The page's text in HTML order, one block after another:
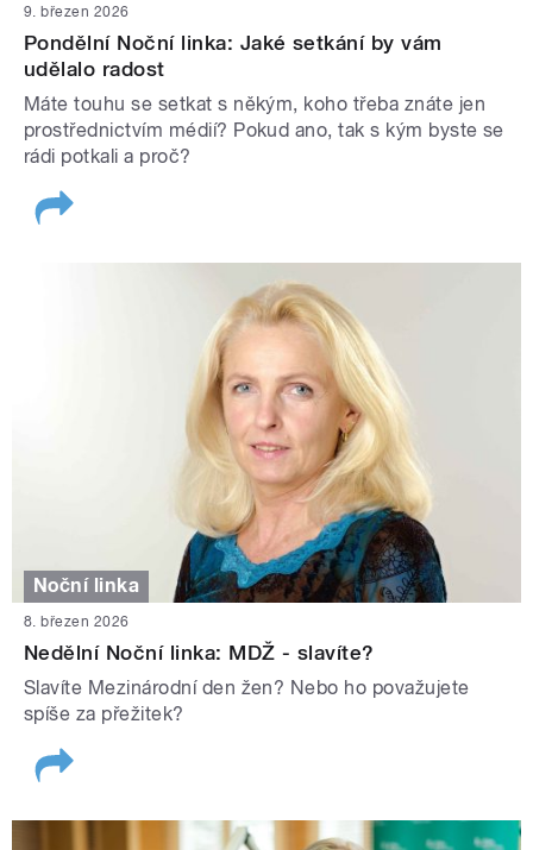
9. březen 2026
Pondělní Noční linka: Jaké setkání by vám
udělalo radost
Máte touhu se setkat s někým, koho třeba znáte jen
prostřednictvím médií? Pokud ano, tak s kým byste se
rádi potkali a proč?
Noční linka
8. březen 2026
Nedělní Noční linka: MDŽ - slavíte?
Slavíte Mezinárodní den žen? Nebo ho považujete
spíše za přežitek?